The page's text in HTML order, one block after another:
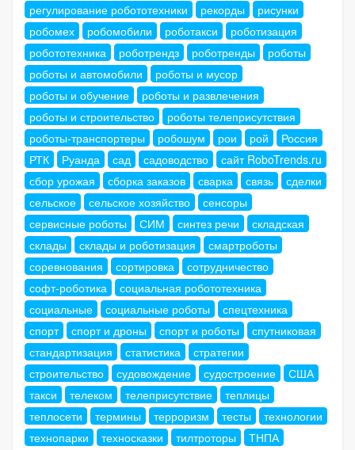
регулирование робототехники
рекорды
рисунки
робомех
робомобили роботакси
роботизация
робототехника
роботрендз роботренды
роботы
роботы и автомобили
роботы и мусор
роботы и обучение
роботы и развлечения
роботы и строительство
роботы телеприсутствия
роботы-транспортеры
робошум рои рой
Россия
РТК
Руанда сад садоводство
сайт RoboTrends.ru
сбор урожая
сборка заказов сварка связь
сделки
сельское
сельское хозяйство
сенсоры
сервисные роботы
СИМ синтез речи
складская
склады
склады и роботизация
смартроботы
соревнования
сортировка
сотрудничество
софт-роботика
социальная робототехника
социальные
социальные роботы
спецтехника
спорт
спорт и дроны спорт и роботы
спутниковая
стандартизация
статистика
стратегии
строительство
судовождение судостроение
США
такси
телеком телеприсутствие
теплицы
теплосети
термины терроризм тесты
технологии
технопарки
техносказки тилтроторы
ТНПА